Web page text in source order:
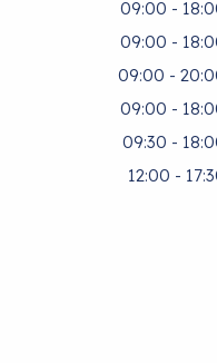
09:00 -
09:00 -
09:00 -
09:00 -
09:30 -
12:00 -